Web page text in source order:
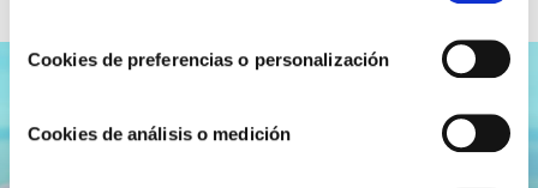
Cookies de preferencias o personalización
Cookies de análisis o medición